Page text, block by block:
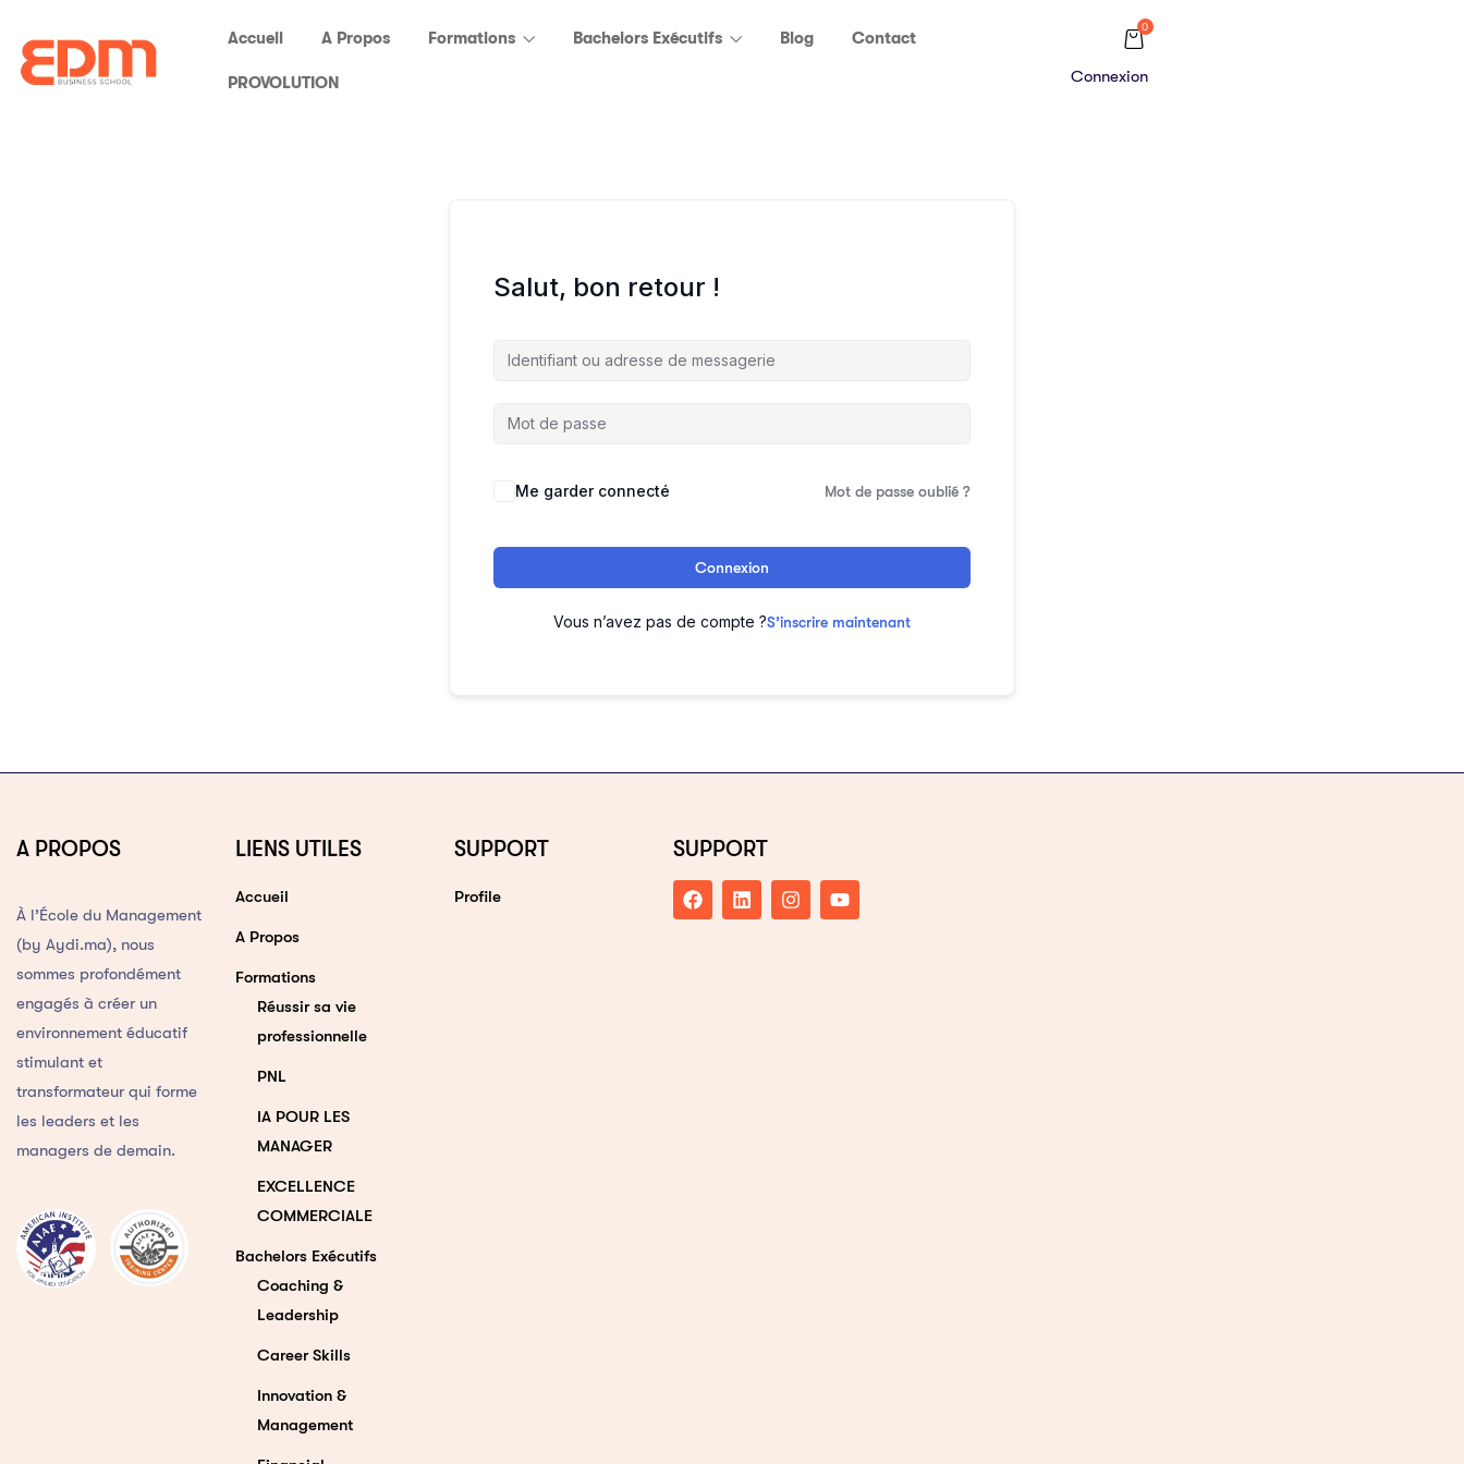
Accueil A Propos Formations Bachelors Exécutifs Blog Contact
PROVOLUTION
0
Connexion
Salut, bon retour !
Me garder connecté Mot de passe oublié ?
Connexion
Vous n’avez pas de compte ?S’inscrire maintenant
A PROPOS
À l’École du Management
(by Aydi.ma), nous
sommes profondément
engagés à créer un
environnement éducatif
stimulant et
transformateur qui forme
les leaders et les
managers de demain.
LIENS UTILES
Accueil
A Propos
Formations
Réussir sa vie
professionnelle
PNL
IA POUR LES
MANAGER
EXCELLENCE
COMMERCIALE
Bachelors Exécutifs
Coaching &
Leadership
Career Skills
Innovation &
Management
SUPPORT
Profile
SUPPORT